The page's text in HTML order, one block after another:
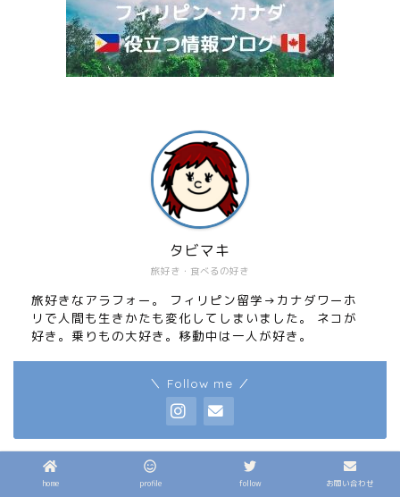
旅好き・食べるの好き
タビマキ
旅好きなアラフォー。 フィリピン留学→カナダワーホ
リで人間も生きかたも変化してしまいました。 ネコが
好き。乗りもの大好き。移動中は一人が好き。
＼ Follow me ／
運営メディア一覧
home profile follow お問い合わせ